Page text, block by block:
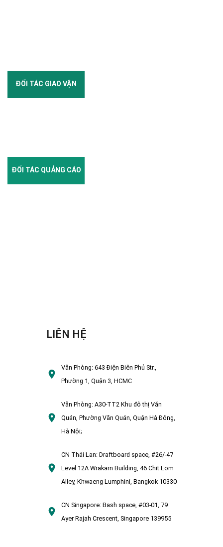
ĐỐI TÁC GIAO VẬN
ĐỐI TÁC QUẢNG CÁO
LIÊN HỆ
Văn Phòng:643 Điện Biên Phủ Str.,
Phường 1, Quận 3, HCMC
Văn Phòng:A30-TT2 Khu đô thị Văn
Quán, Phường Văn Quán, Quận Hà Đông,
Hà Nội;
CN Thái Lan: Draftboard space, #26/-47
Level 12A Wrakarn Building, 46 Chit Lom
Alley, Khwaeng Lumphini, Bangkok 10330
CN Singapore: Bash space, #03-01, 79
Ayer Rajah Crescent, Singapore 139955